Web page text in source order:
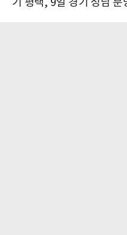
기 평택, 9일 경기 성남